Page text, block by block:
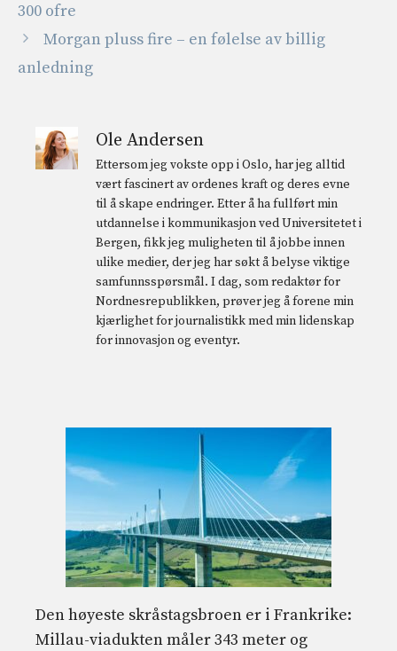
300 ofre
Morgan pluss fire – en følelse av billig
anledning
Ole Andersen
Ettersom jeg vokste opp i Oslo, har jeg alltid
vært fascinert av ordenes kraft og deres evne
til å skape endringer. Etter å ha fullført min
utdannelse i kommunikasjon ved Universitetet i
Bergen, fikk jeg muligheten til å jobbe innen
ulike medier, der jeg har søkt å belyse viktige
samfunnsspørsmål. I dag, som redaktør for
Nordnesrepublikken, prøver jeg å forene min
kjærlighet for journalistikk med min lidenskap
for innovasjon og eventyr.
Den høyeste skråstagsbroen er i Frankrike:
Millau-viadukten måler 343 meter og